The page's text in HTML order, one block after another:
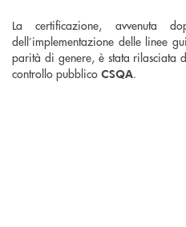
La certificazione, avvenuta
dell’implementazione delle linee
parità di genere, è stata rilasciata
controllo pubblico CSQA.